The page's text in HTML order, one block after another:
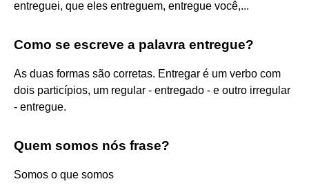
entreguei, que eles entreguem, entregue você,...
Como se escreve a palavra entregue?
As duas formas são corretas. Entregar é um verbo com
dois particípios, um regular - entregado - e outro irregular
- entregue.
Quem somos nós frase?
Somos o que somos